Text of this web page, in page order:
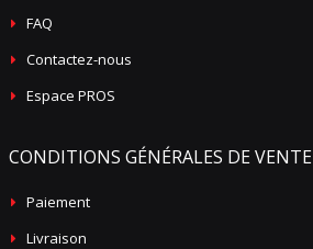
FAQ
Contactez-nous
Espace PROS
CONDITIONS GÉNÉRALES DE VENTE
Paiement
Livraison